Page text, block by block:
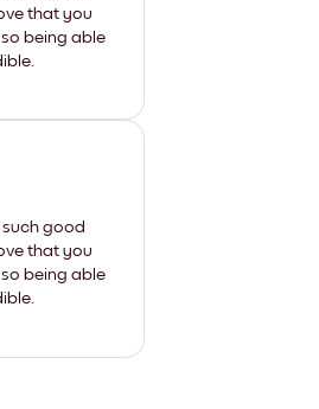
that you
being able
such good
that you
being able